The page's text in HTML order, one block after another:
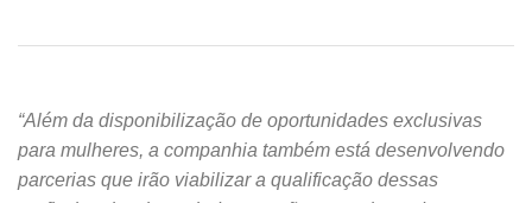
“Além da disponibilização de oportunidades exclusivas
para mulheres, a companhia também está desenvolvendo
parcerias que irão viabilizar a qualificação dessas